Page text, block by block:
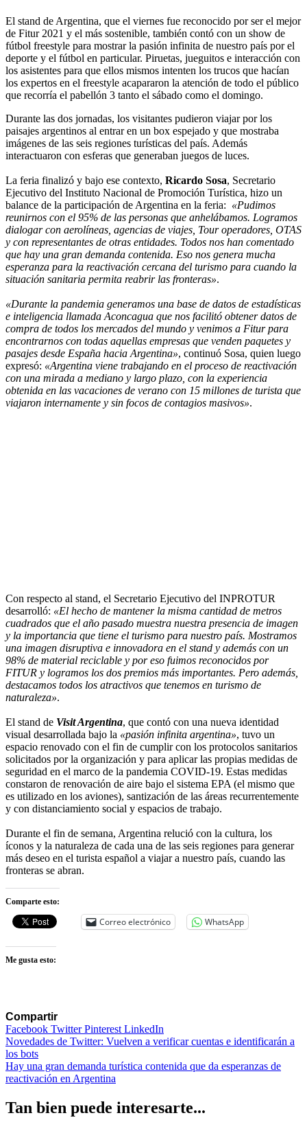
El stand de Argentina, que el viernes fue reconocido por ser el mejor
de Fitur 2021 y el más sostenible, también contó con un show de
fútbol freestyle para mostrar la pasión infinita de nuestro país por el
deporte y el fútbol en particular. Piruetas, jueguitos e interacción con
los asistentes para que ellos mismos intenten los trucos que hacían
los expertos en el freestyle acapararon la atención de todo el público
que recorría el pabellón 3 tanto el sábado como el domingo.
Durante las dos jornadas, los visitantes pudieron viajar por los
paisajes argentinos al entrar en un box espejado y que mostraba
imágenes de las seis regiones turísticas del país. Además
interactuaron con esferas que generaban juegos de luces.
La feria finalizó y bajo ese contexto, Ricardo Sosa, Secretario
Ejecutivo del Instituto Nacional de Promoción Turística, hizo un
balance de la participación de Argentina en la feria: «Pudimos
reunirnos con el 95% de las personas que anhelábamos. Logramos
dialogar con aerolíneas, agencias de viajes, Tour operadores, OTAS
y con representantes de otras entidades. Todos nos han comentado
que hay una gran demanda contenida. Eso nos genera mucha
esperanza para la reactivación cercana del turismo para cuando la
situación sanitaria permita reabrir las fronteras».
«Durante la pandemia generamos una base de datos de estadísticas
e inteligencia llamada Aconcagua que nos facilitó obtener datos de
compra de todos los mercados del mundo y venimos a Fitur para
encontrarnos con todas aquellas empresas que venden paquetes y
pasajes desde España hacia Argentina», continuó Sosa, quien luego
expresó: «Argentina viene trabajando en el proceso de reactivación
con una mirada a mediano y largo plazo, con la experiencia
obtenida en las vacaciones de verano con 15 millones de turista que
viajaron internamente y sin focos de contagios masivos».
Con respecto al stand, el Secretario Ejecutivo del INPROTUR
desarrolló: «El hecho de mantener la misma cantidad de metros
cuadrados que el año pasado muestra nuestra presencia de imagen
y la importancia que tiene el turismo para nuestro país. Mostramos
una imagen disruptiva e innovadora en el stand y además con un
98% de material reciclable y por eso fuimos reconocidos por
FITUR y logramos los dos premios más importantes. Pero además,
destacamos todos los atractivos que tenemos en turismo de
naturaleza».
El stand de Visit Argentina, que contó con una nueva identidad
visual desarrollada bajo la «pasión infinita argentina», tuvo un
espacio renovado con el fin de cumplir con los protocolos sanitarios
solicitados por la organización y para aplicar las propias medidas de
seguridad en el marco de la pandemia COVID-19. Estas medidas
constaron de renovación de aire bajo el sistema EPA (el mismo que
es utilizado en los aviones), santización de las áreas recurrentemente
y con distanciamiento social y espacios de trabajo.
Durante el fin de semana, Argentina relució con la cultura, los
íconos y la naturaleza de cada una de las seis regiones para generar
más deseo en el turista español a viajar a nuestro país, cuando las
fronteras se abran.
Comparte esto:
Correo electrónico WhatsApp
Me gusta esto:
Compartir
Facebook TwitterPinterest LinkedIn
Navegación
de
entradas
Novedades de Twitter: Vuelven a verificar cuentas e identificarán a
los bots
Hay una gran demanda turística contenida que da esperanzas de
reactivación en Argentina
Tan bien puede interesarte...